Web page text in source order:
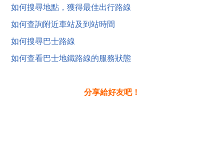
如何搜尋地點，獲得最佳出行路線
如何查詢附近車站及到站時間
如何搜尋巴士路線
如何查看巴士地鐵路線的服務狀態
分享給好友吧！